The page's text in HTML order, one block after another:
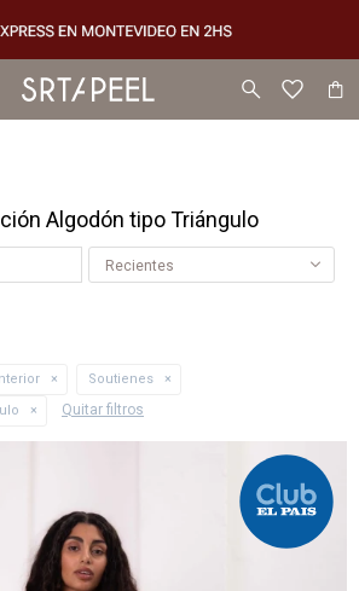
Algodón tipo Triángulo
Recientes
Soutienes
Quitar filtros